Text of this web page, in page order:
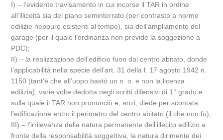
I) – l’evidente travisamento in cui incorse il TAR in ordine
all’illiceità sia del piano seminterrato (per contrasto a norme
edilizie neppure esistenti al tempo), sia dell’ampliamento del
garage (per il quale l’ordinanza non previde la soggezione a
PDC);
II) – la realizzazione dell’edificio fuori dal centro abitato, donde
l’applicabilità nella specie dell’art. 31 della l. 17 agosto 1942 n.
1150 (tant’è che all’uopo bastò un n. o. e non la licenza
edilizia), varie volte dedotta negli scritti difensivi di 1° grado e
sulla quale il TAR non pronunciò e, anzi, diede per scontata
l’edificazione entro il perimetro del centro abitato (il che non fu);
III) – l’irrilevanza della natura permanente dell’illecito edilizio a
fronte della responsabilità soggettiva, la natura dirimente dei